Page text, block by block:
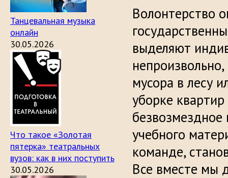
Танцевальная музыка
онлайн
30.05.2026
Что такое «Золотая
пятерка» театральных
вузов: как в них поступить
30.05.2026
Волонтерство
выделяют
мусора в лесу
уборке
безвозмездное
учебного
команде,
Все вместе мы